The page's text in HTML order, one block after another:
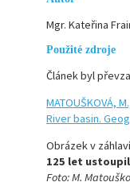
Mgr. Kateřina
Použité zdroje
Článek byl
MATOUŠKOVÁ,
River basin.
Obrázek v
125 let
Foto: M.